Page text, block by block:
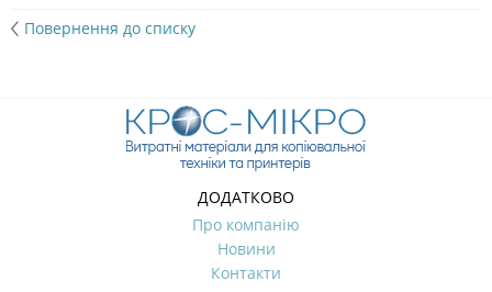
Повернення до списку
ДОДАТКОВО
Про компанію
Новини
Контакти